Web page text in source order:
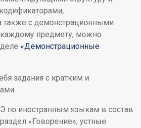
также с демонстрационными
предмету, можно
«Демонстрационные
задания с кратким и
по иностранным языкам в состав
«Говорение», устные